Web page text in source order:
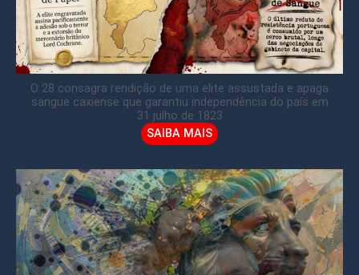
O 28 consagra rendição de uma elite assustada e apaga
sangue caxiense que garantiu independência do país em
31 julho de 1823
SAIBA MAIS